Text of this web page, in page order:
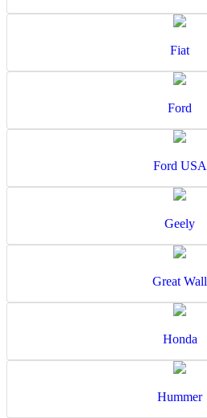
Fiat
Ford
Ford USA
Geely
Great Wall
Honda
Hummer